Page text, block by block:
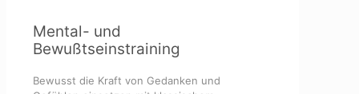
Mental- und
Bewußtseinstraining
Bewusst die Kraft von Gedanken und